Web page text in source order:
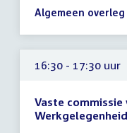
16:00
18:00
uur
Algemeen overleg
16:30 - 17:30 uur
Vaste commissie
Werkgelegenheid